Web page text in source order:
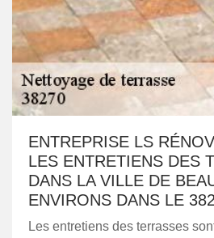
ENTREPRISE LS
LES ENTRETIENS DES
DANS LA VILLE DE
ENVIRONS DANS LE
Les entretiens des terrasses